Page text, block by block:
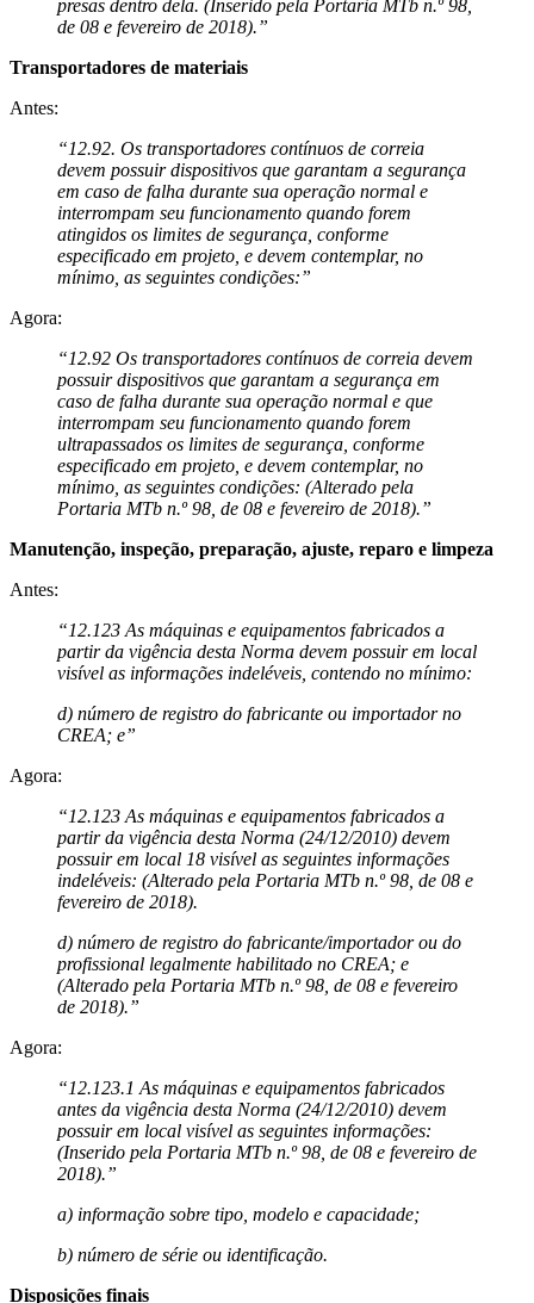
presas dentro dela. (Inserido pela Portaria MTb n.º 98,
de 08 e fevereiro de 2018).”
Transportadores de materiais
Antes:
“12.92. Os transportadores contínuos de correia
devem possuir dispositivos que garantam a segurança
em caso de falha durante sua operação normal e
interrompam seu funcionamento quando forem
atingidos os limites de segurança, conforme
especificado em projeto, e devem contemplar, no
mínimo, as seguintes condições:”
Agora:
“12.92 Os transportadores contínuos de correia devem
possuir dispositivos que garantam a segurança em
caso de falha durante sua operação normal e que
interrompam seu funcionamento quando forem
ultrapassados os limites de segurança, conforme
especificado em projeto, e devem contemplar, no
mínimo, as seguintes condições: (Alterado pela
Portaria MTb n.º 98, de 08 e fevereiro de 2018).”
Manutenção, inspeção, preparação, ajuste, reparo e limpeza
Antes:
“12.123 As máquinas e equipamentos fabricados a
partir da vigência desta Norma devem possuir em local
visível as informações indeléveis, contendo no mínimo:
d) número de registro do fabricante ou importador no
CREA; e”
Agora:
“12.123 As máquinas e equipamentos fabricados a
partir da vigência desta Norma (24/12/2010) devem
possuir em local 18 visível as seguintes informações
indeléveis: (Alterado pela Portaria MTb n.º 98, de 08 e
fevereiro de 2018).
d) número de registro do fabricante/importador ou do
profissional legalmente habilitado no CREA; e
(Alterado pela Portaria MTb n.º 98, de 08 e fevereiro
de 2018).”
Agora:
“12.123.1 As máquinas e equipamentos fabricados
antes da vigência desta Norma (24/12/2010) devem
possuir em local visível as seguintes informações:
(Inserido pela Portaria MTb n.º 98, de 08 e fevereiro de
2018).”
a) informação sobre tipo, modelo e capacidade;
b) número de série ou identificação.
Disposições finais